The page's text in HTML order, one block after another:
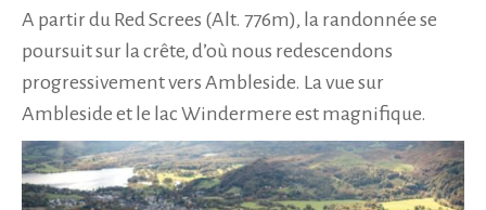
A partir du Red Screes (Alt. 776m), la randonnée se
poursuit sur la crête, d’où nous redescendons
progressivement vers Ambleside. La vue sur
Ambleside et le lac Windermere est magnifique.